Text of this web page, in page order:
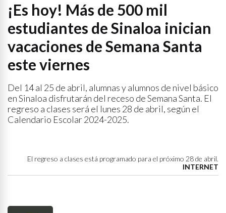
¡Es hoy! Más de 500 mil
estudiantes de Sinaloa inician
vacaciones de Semana Santa
este viernes
Del 14 al 25 de abril, alumnas y alumnos de nivel básico
en Sinaloa disfrutarán del receso de Semana Santa. El
regreso a clases será el lunes 28 de abril, según el
Calendario Escolar 2024-2025.
El regreso a clases está programado para el próximo 28 de abril.
INTERNET